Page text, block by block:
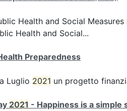
Health and Social
Health and Social...
Preparedness
Luglio 2021 un progetto
2021 - Happiness is a simple